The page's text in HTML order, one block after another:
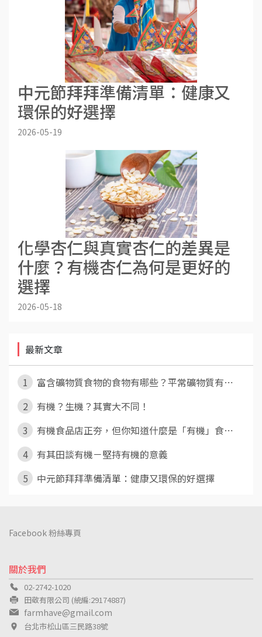
中元節拜拜準備清單：健康又
環保的好選擇
2026-05-19
化學杏仁與真實杏仁的差異是
什麼？有機杏仁為何是更好的
選擇
2026-05-18
最新文章
1
富含礦物質食物的食物有哪些？平常礦物質有⋯
2
有機？生機？其實大不同！
3
有機食品店正夯，但你知道什麼是「有機」食⋯
4
有其田談有機－堅持有機的意義
5
中元節拜拜準備清單：健康又環保的好選擇
關於我們
02-2742-1020
田敬有限公司 (統編:29174887)
farmhave@gmail.com
台北市松山區三民路38號
Facebook 粉絲專頁